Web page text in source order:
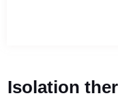
Isolation